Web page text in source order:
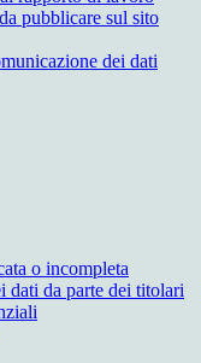
pubblicare sul sito
dei dati
o incompleta
dati da parte dei titolari